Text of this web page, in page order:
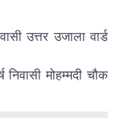
उत्तर उजाला वार्ड
मोहम्मदी चौक